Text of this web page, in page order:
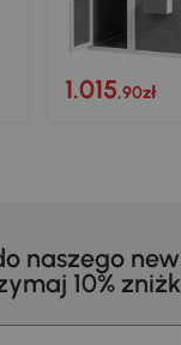
1.015,90zł
naszego
10%